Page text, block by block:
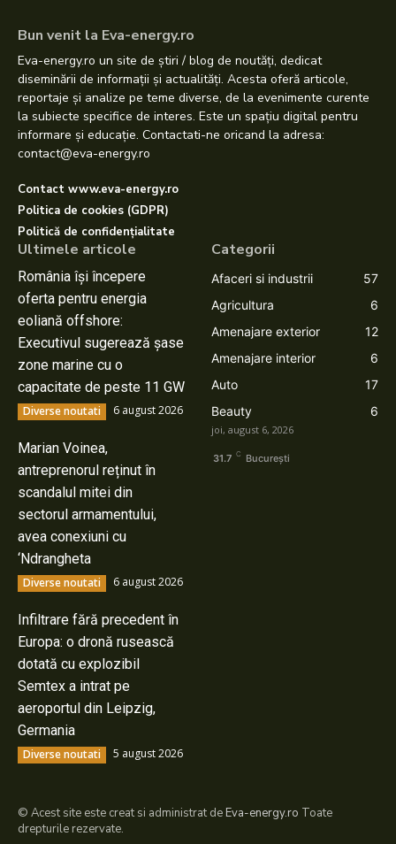
Bun venit la Eva-energy.ro
Eva-energy.ro un site de știri / blog de noutăți, dedicat
diseminării de informații și actualități. Acesta oferă articole,
reportaje și analize pe teme diverse, de la evenimente curente
la subiecte specifice de interes. Este un spațiu digital pentru
informare și educație. Contactati-ne oricand la adresa:
contact@eva-energy.ro
Contact www.eva-energy.ro
Politica de cookies (GDPR)
Politică de confidențialitate
Ultimele articole
România își începere
oferta pentru energia
eoliană offshore:
Executivul sugerează șase
zone marine cu o
capacitate de peste 11 GW
Diverse noutati 6 august 2026
Marian Voinea,
antreprenorul reținut în
scandalul mitei din
sectorul armamentului,
avea conexiuni cu
‘Ndrangheta
Diverse noutati 6 august 2026
Infiltrare fără precedent în
Europa: o dronă rusească
dotată cu explozibil
Semtex a intrat pe
aeroportul din Leipzig,
Germania
Diverse noutati 5 august 2026
Categorii
Afaceri si industrii
57
Agricultura
6
Amenajare exterior
12
Amenajare interior
6
Auto
17
Beauty
6
joi, august 6, 2026
31.7 C București
© Acest site este creat si administrat deEva-energy.ro Toate
drepturile rezervate.